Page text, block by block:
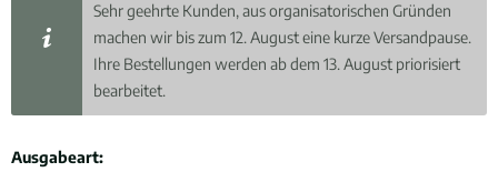
Sehr geehrte Kunden, aus organisatorischen Gründen
machen wir bis zum 12. August eine kurze Versandpause.
Ihre Bestellungen werden ab dem 13. August priorisiert
bearbeitet.
Ausgabeart: